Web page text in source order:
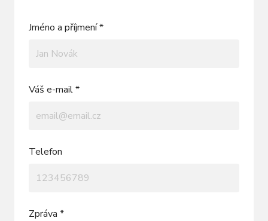
Jméno a příjmení *
Váš e-mail *
Telefon
Zpráva *